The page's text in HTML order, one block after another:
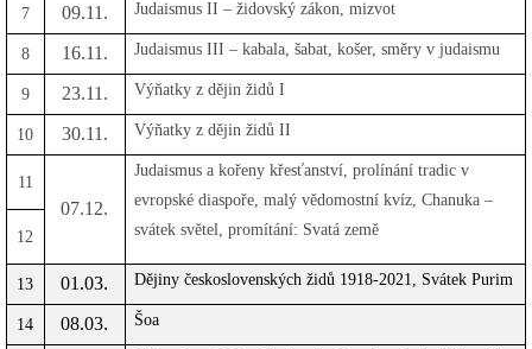
7 09.11. Judaismus II – židovský zákon, mizvot
8 16.11. Judaismus III – kabala, šabat, košer, směry v judaismu
9 23.11. Výňatky z dějin židů I
10 30.11. Výňatky z dějin židů II
11
07.12.
Judaismus a kořeny křesťanství, prolínání tradic v
evropské diaspoře, malý vědomostní kvíz, Chanuka –
svátek světel, promítání: Svatá země
12
13 01.03. Dějiny československých židů 1918-2021, Svátek Purim
14 08.03. Šoa